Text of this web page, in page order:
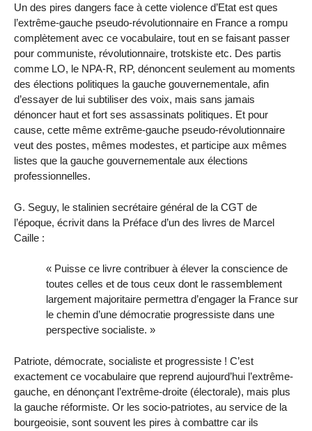
Un des pires dangers face à cette violence d’Etat est ques
l’extrême-gauche pseudo-révolutionnaire en France a rompu
complètement avec ce vocabulaire, tout en se faisant passer
pour communiste, révolutionnaire, trotskiste etc. Des partis
comme LO, le NPA-R, RP, dénoncent seulement au moments
des élections politiques la gauche gouvernementale, afin
d’essayer de lui subtiliser des voix, mais sans jamais
dénoncer haut et fort ses assassinats politiques. Et pour
cause, cette même extrême-gauche pseudo-révolutionnaire
veut des postes, mêmes modestes, et participe aux mêmes
listes que la gauche gouvernementale aux élections
professionnelles.
G. Seguy, le stalinien secrétaire général de la CGT de
l’époque, écrivit dans la Préface d’un des livres de Marcel
Caille :
« Puisse ce livre contribuer à élever la conscience de
toutes celles et de tous ceux dont le rassemblement
largement majoritaire permettra d’engager la France sur
le chemin d’une démocratie progressiste dans une
perspective socialiste. »
Patriote, démocrate, socialiste et progressiste ! C’est
exactement ce vocabulaire que reprend aujourd’hui l’extrême-
gauche, en dénonçant l’extrême-droite (électorale), mais plus
la gauche réformiste. Or les socio-patriotes, au service de la
bourgeoisie, sont souvent les pires à combattre car ils